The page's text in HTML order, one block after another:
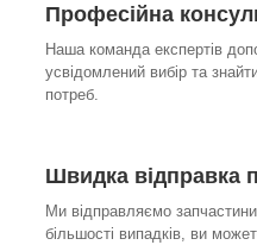
Професійна
Наша команда експертів
усвідомлений вибір та
потреб.
Швидка відправка
Ми відправляємо
більшості випадків, ви